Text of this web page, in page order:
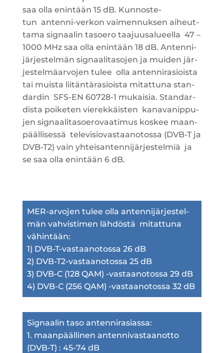
saa olla enin­tään 15 dB. Kun­nos­te­
tun anten­ni-ver­kon vai­men­nuk­sen aiheut­
ta­ma sig­naa­lin tasoe­ro taa­juusa­lu­eel­la 47 –
1000 MHz saa olla enin­tään 18 dB. Anten­ni­
jär­jes­tel­män sig­naa­li­ta­so­jen ja mui­den jär­
jes­tel­mä­ar­vo­jen tulee olla anten­ni­rasiois­ta
tai muis­ta lii­tän­tä­rasiois­ta mitat­tu­na stan­
dar­din SFS-EN 60728-1 mukai­sia. Stan­dar­
dis­ta poi­ke­ten vie­rek­käis­ten kana­va­nip­pu­
jen sig­naa­li­ta­soe­ro­vaa­ti­mus kos­kee maan­
pääl­li­ses­sä tele­vi­sio­vas­taa­no­tos­sa (DVB-Tja
DVB-T2) vain yhtei­san­ten­ni­jär­jes­tel­miä ja
se saa olla enin­tään 6 dB.
MER-arvo­jen tulee olla anten­ni­jär­jes­tel­
män vah­vis­ti­men läh­dös­tä mitat­tu­na
vähin­tään:
1) DVB-T-vas­taa­no­tos­sa 26 dB
2) DVB-T2-vas­taa­no­tos­sa 25 dB
3) DVB-C(128 QAM) -vas­taa­no­tos­sa 29 dB
4) DVB-C(256 QAM) -vas­taa­no­tos­sa 32 dB
Sig­naa­lin taso anten­ni­ra­sias­sa:
1. maan­pääl­li­nen anten­ni­vas­taan­ot­to
(DVB-T) : 45-74 dB